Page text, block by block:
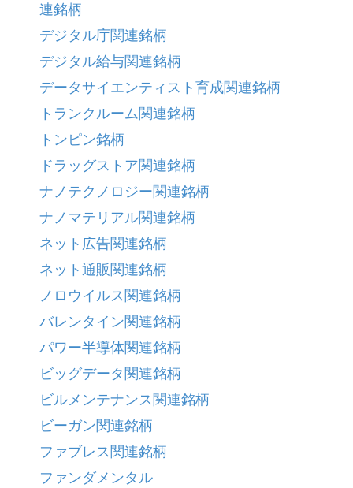
連銘柄
デジタル庁関連銘柄
デジタル給与関連銘柄
データサイエンティスト育成関連銘柄
トランクルーム関連銘柄
トンピン銘柄
ドラッグストア関連銘柄
ナノテクノロジー関連銘柄
ナノマテリアル関連銘柄
ネット広告関連銘柄
ネット通販関連銘柄
ノロウイルス関連銘柄
バレンタイン関連銘柄
パワー半導体関連銘柄
ビッグデータ関連銘柄
ビルメンテナンス関連銘柄
ビーガン関連銘柄
ファブレス関連銘柄
ファンダメンタル